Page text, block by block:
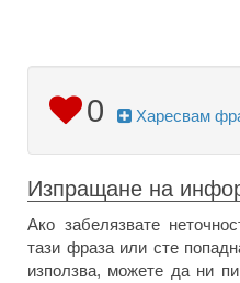
0 Харесвам
Изпращане на
Ако забелязвате
тази фраза или сте
използва, можете да ни